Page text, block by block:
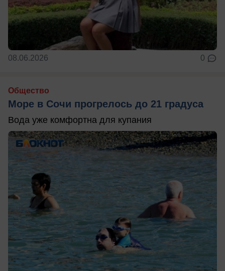
08.06.2026 0
Общество
Море в Сочи прогрелось до 21 градуса
Вода уже комфортна для купания